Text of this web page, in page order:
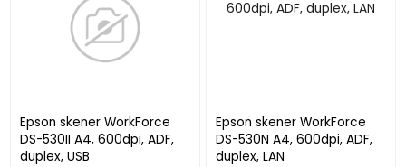
Epson skener WorkForce
DS-530II A4, 600dpi, ADF,
duplex, USB
Epson skener WorkForce
DS-530N A4, 600dpi, ADF,
duplex, LAN